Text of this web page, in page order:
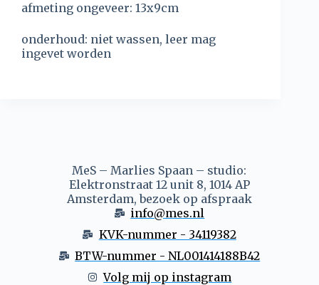
afmeting ongeveer: 13x9cm
onderhoud: niet wassen, leer mag
ingevet worden
MeS – Marlies Spaan – studio:
Elektronstraat 12 unit 8, 1014 AP
Amsterdam, bezoek op afspraak
info@mes.nl
KVK-nummer - 34119382
BTW-nummer - NL001414188B42
Volg mij op instagram